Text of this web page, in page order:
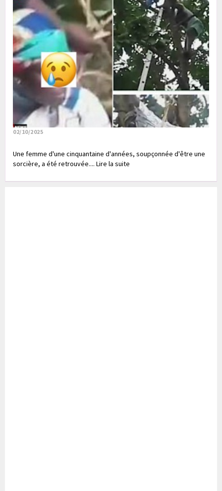
02/10/2025
Une femme d'une cinquantaine d'années, soupçonnée d'être une
sorcière, a été retrouvée.... Lire la suite